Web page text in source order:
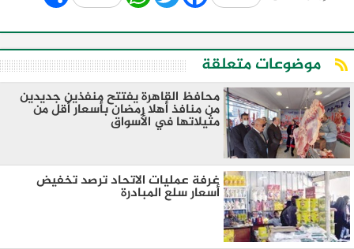
موضوعات متعلقة
محافظ القاهرة يفتتح منفذين جديدين
من منافذ أهلا رمضان بأسعار أقل من
مثيلاتها في الأسواق
غرفة عمليات الاتحاد ترصد تخفيض
أسعار سلع المبادرة